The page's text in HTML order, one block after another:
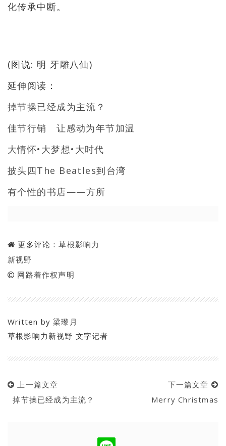
化传承中断。
(图说: 明 牙雕八仙)
延伸阅读：
掉节操已经成为主流？
佳节行销 让感动为年节加温
大情怀•大梦想•大时代
披头四The Beatles到台湾
有个性的书店——方所
更多评论：草根影响力
新视野
网路着作权声明
Written by梁瓈月
草根影响力新视野 文字记者
上一篇文章
掉节操已经成为主流？
下一篇文章
Merry Christmas